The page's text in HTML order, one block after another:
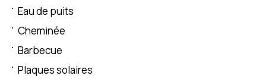
Eau de puits
Cheminée
Barbecue
Plaques solaires